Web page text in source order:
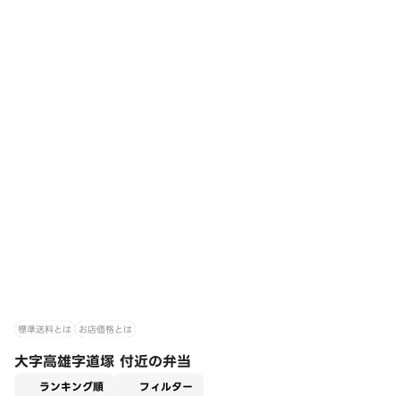
標準送料とは お店価格とは
大字高雄字道塚 付近の弁当
ランキング順 フィルター